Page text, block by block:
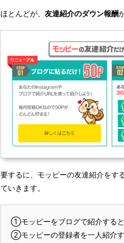
ほとんどが、 友達紹介のダウン報酬
要するに、モッピーの友達紹介をす
ていきます。
①モッピーをブログで紹介すると
②モッピーの登録者を一人紹介